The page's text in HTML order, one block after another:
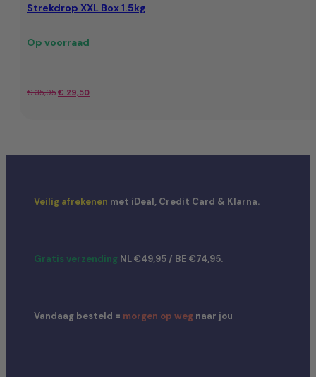
Strekdrop XXL Box 1.5kg
Op voorraad
€35,95Oorspronkelijke
€ 29,50Huidige
Veilig afrekenen met iDeal, Credit Card & Klarna.
Gratis verzending NL €49,95 / BE €74,95.
Vandaag besteld = morgen op weg naar jou